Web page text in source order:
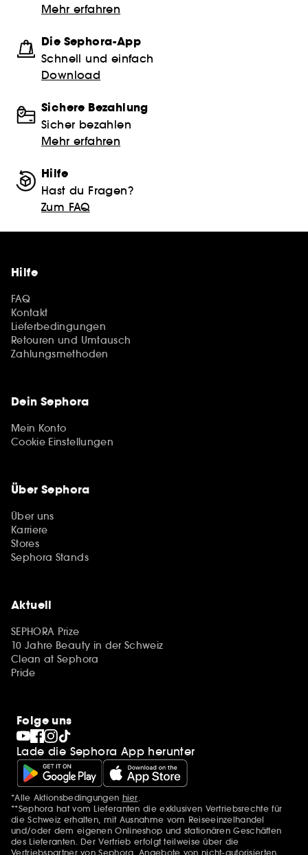
Mehr erfahren
Die Sephora-App
Schnell und einfach
Download
Sichere Bezahlung
Sicher bezahlen
Mehr erfahren
Hilfe
Hast du Fragen?
Zum FAQ
Hilfe
FAQ
Kontakt
Lieferbedingungen
Retouren und Umtausch
Zahlungsmethoden
Dein Sephora
Mein Konto
Cookie Einstellungen
Über Sephora
Über uns
Karriere
Stores
Sephora Stands
Aktuell
SEPHORA Prize
10 Jahre Beauty in der Schweiz
Clean at Sephora
Pride
Folge uns
Lade die Sephora App herunter
Zusätzlich Erwähnungen
*Alle Aktionsbedingungen hier
**Sephora hat vom Lieferanten die exklusiven Vertriebsrechte für
die Schweiz erhalten, mit Ausnahme vom Reiseeinzelhandel
und/oder dem eigenen Onlineshop und stationären Geschäften
des Lieferanten. Der Vertrieb erfolgt teilweise über die
Vertriebspartner von Sephora. Angebote von nicht-autorisierten